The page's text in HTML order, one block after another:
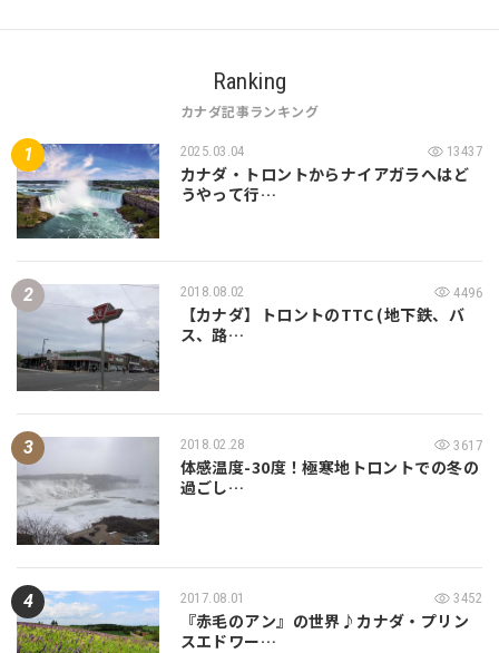
Ranking
カナダ記事ランキング
2025.03.04 13437
カナダ・トロントからナイアガラへはど
うやって行…
2018.08.02 4496
【カナダ】トロントのTTC (地下鉄、バ
ス、路…
2018.02.28 3617
体感温度-30度！極寒地トロントでの冬の
過ごし…
2017.08.01 3452
『赤毛のアン』の世界♪カナダ・プリン
スエドワー…